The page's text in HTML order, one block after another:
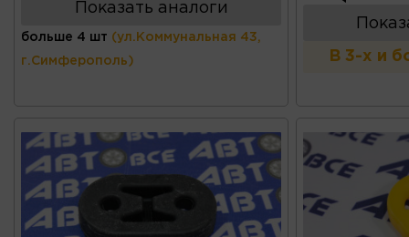
Показать аналоги
больше 4 шт (ул.Коммунальная 43,
г.Симферополь) В 3-х и